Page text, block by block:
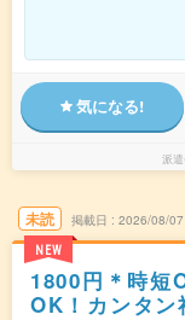
気になる!
派
未読
NEW
掲載日 2026/08/07
1800円＊時短
OK！カンタン